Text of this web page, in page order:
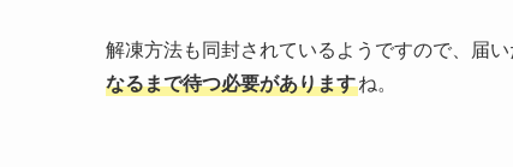
解凍方法も同封されているようですので、届
なるまで待つ必要がありますね。